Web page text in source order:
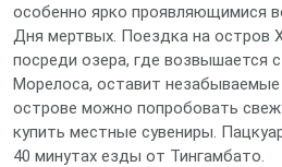
особенно ярко проявляющимися
Дня мертвых. Поездка на остров
посреди озера, где возвышается
Морелоса, оставит незабываемые
острове можно попробовать
купить местные сувениры.
40 минутах езды от Тингамбато.